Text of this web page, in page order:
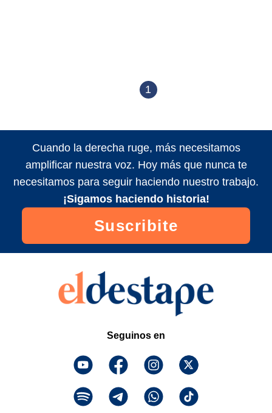
1
Cuando la derecha ruge, más necesitamos
amplificar nuestra voz. Hoy más que nunca te
necesitamos para seguir haciendo nuestro trabajo.
¡Sigamos haciendo historia!
Suscribite
Seguinos en